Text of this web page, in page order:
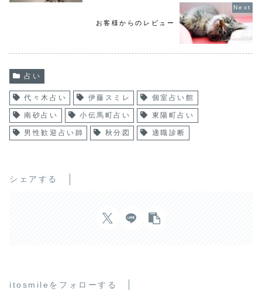
お客様からのレビュー
占い
代々木占い 伊藤スミレ 個室占い館
南砂占い 小伝馬町占い 東陽町占い
男性歓迎占い師 秋分図 適職診断
シェアする
itosmileをフォローする